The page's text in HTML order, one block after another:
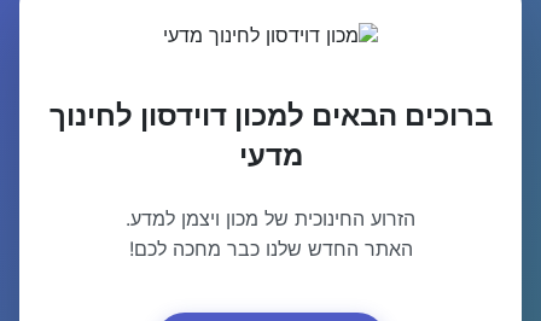
ברוכים הבאים למכון דוידסון לחינוך
מדעי
הזרוע החינוכית של מכון ויצמן למדע.
האתר החדש שלנו כבר מחכה לכם!